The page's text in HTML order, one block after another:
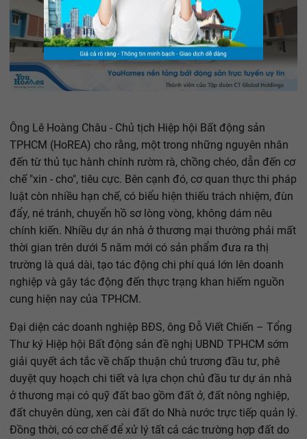
Ông Lê Hoàng Châu - Chủ tịch Hiệp hội Bất động sản
TPHCM (HoREA) cho rằng, một trong những nguyên nhân
đến từ thủ tục hành chính rườm rà, chồng chéo, dẫn đến cơ
chế "xin - cho", tiêu cực. Bên cạnh đó, cơ quan thực thi pháp
luật còn nhiều hạn chế, có biểu hiện thiếu trách nhiệm, đùn
đẩy, né tránh, chuyển hồ sơ lòng vòng, không dám nêu
chính kiến. Nhiều dự án nhà ở thương mại thường phải mất
thời gian trên dưới 5 năm mới có sản phẩm đưa ra thị
trường là quá dài, tạo tác động chi phí quá lớn lên doanh
nghiệp và gây tác động đến thực trạng khan hiếm nguồn
cung hiện nay của TPHCM.
Đại diện các doanh nghiệp BĐS, ông Đỗ Viết Chiến – Tổng
Thư ký Hiệp hội Bất động sản đề nghị UBND TPHCM sớm
giải quyết ách tắc về chấp thuận chủ trương đầu tư, phê
duyệt quy hoạch chi tiết và lựa chọn chủ đầu tư dự án nhà
ở thương mại có quỹ đất bao gồm đất ở, đất nông nghiệp,
đất chuyên dùng, xen cài đất do Nhà nước trực tiếp quản lý.
Đồng thời, có cơ chế để xử lý tất cả các trường hợp đất do